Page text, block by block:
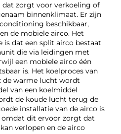
dat zorgt voor verkoeling of
binnenklimaat. Er zijn
beschikbaar,
de mobiele airco. Het
is dat een split airco bestaat
die via leidingen met
een mobiele airco één
is. Het koelproces van
de warme lucht wordt
van een koelmiddel
de koude lucht terug de
installatie van de airco is
dit ervoor zorgt dat
verlopen en de airco